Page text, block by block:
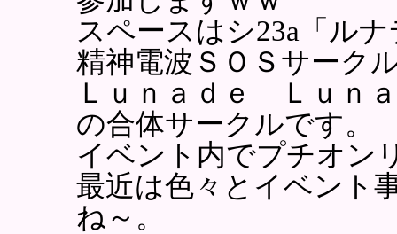
スペースはシ23a「ル
精神電波ＳＯＳサーク
Ｌｕｎａｄｅ Ｌｕｎ
の合体サークルです。
イベント内でプチオン
最近は色々とイベント
ね～。